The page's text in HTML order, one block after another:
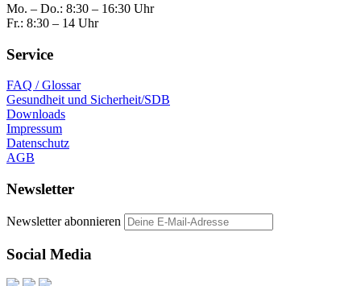
Mo. – Do.: 8:30 – 16:30 Uhr
Fr.: 8:30 – 14 Uhr
Service
FAQ / Glossar
Gesundheit und Sicherheit/SDB
Downloads
Impressum
Datenschutz
AGB
Newsletter
Newsletter abonnieren
Social Media